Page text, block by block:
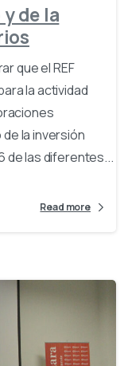
de la
que el REF
la actividad
la inversión
de las diferentes...
Read more